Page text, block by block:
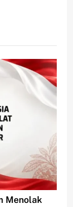
Menolak